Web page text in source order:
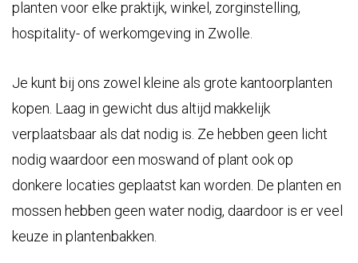
planten voor elke praktijk, winkel, zorginstelling,
hospitality- of werkomgeving in Zwolle.
Je kunt bij ons zowel kleine als grote kantoorplanten
kopen. Laag in gewicht dus altijd makkelijk
verplaatsbaar als dat nodig is. Ze hebben geen licht
nodig waardoor een moswand of plant ook op
donkere locaties geplaatst kan worden. De planten en
mossen hebben geen water nodig, daardoor is er veel
keuze in plantenbakken.